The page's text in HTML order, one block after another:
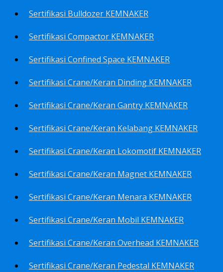
Sertifikasi Bulldozer KEMNAKER
Sertifikasi Compactor KEMNAKER
Sertifikasi Confined Space KEMNAKER
Sertifikasi Crane/Keran Dinding KEMNAKER
Sertifikasi Crane/Keran Gantry KEMNAKER
Sertifikasi Crane/Keran Kelabang KEMNAKER
Sertifikasi Crane/Keran Lokomotif KEMNAKER
Sertifikasi Crane/Keran Magnet KEMNAKER
Sertifikasi Crane/Keran Menara KEMNAKER
Sertifikasi Crane/Keran Mobil KEMNAKER
Sertifikasi Crane/Keran Overhead KEMNAKER
Sertifikasi Crane/Keran Pedestal KEMNAKER